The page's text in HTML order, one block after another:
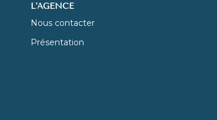
L'AGENCE
Nous contacter
Présentation